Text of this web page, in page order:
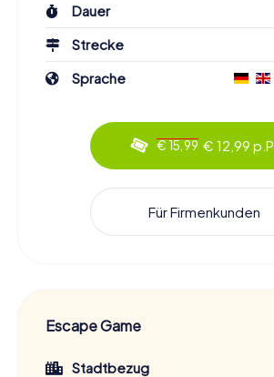
Dauer
Strecke
Sprache
€ 15,99 € 12,99 p.P.
Für Firmenkunden
Escape Game
Stadtbezug